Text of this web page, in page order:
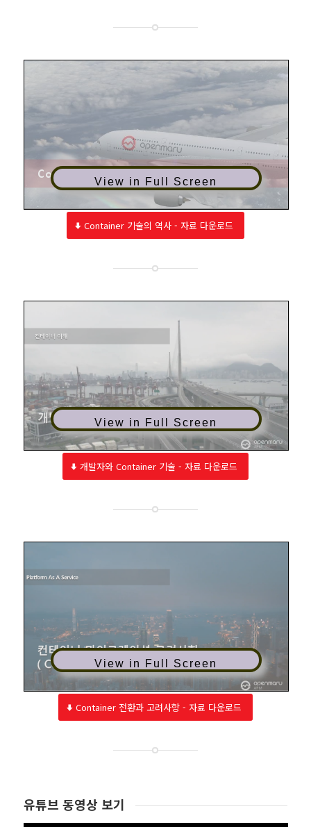
View in Full Screen
Container 기술의 역사 - 자료 다운로드
View in Full Screen
개발자와 Container 기술 - 자료 다운로드
View in Full Screen
Container 전환과 고려사항 - 자료 다운로드
유튜브 동영상 보기